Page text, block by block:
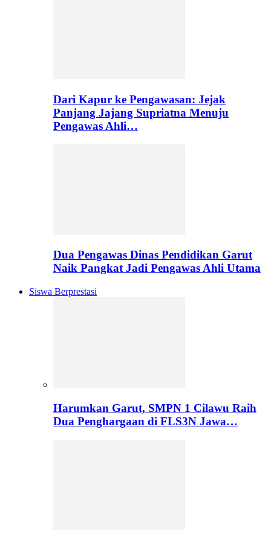
Dari Kapur ke Pengawasan: Jejak
Panjang Jajang Supriatna Menuju
Pengawas Ahli…
Dua Pengawas Dinas Pendidikan Garut
Naik Pangkat Jadi Pengawas Ahli Utama
Siswa Berprestasi
Harumkan Garut, SMPN 1 Cilawu Raih
Dua Penghargaan di FLS3N Jawa…